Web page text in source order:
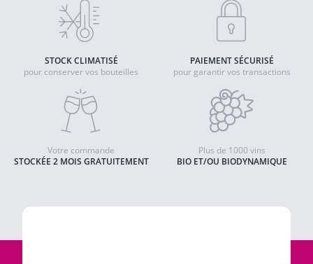
STOCK CLIMATISÉ
pour conserver vos bouteilles
PAIEMENT SÉCURISÉ
pour garantir vos transactions
STOCKÉE 2 MOIS GRATUITEMENT
Votre commande
BIO ET/OU BIODYNAMIQUE
Plus de 1000 vins